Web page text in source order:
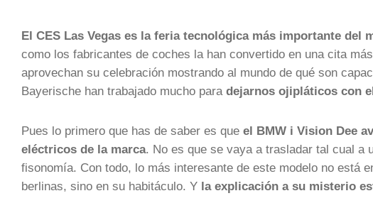
El CES Las Vegas es la feria tecnológica más importante del
como los fabricantes de coches la han convertido en una cita
aprovechan su celebración mostrando al mundo de qué son
Bayerische han trabajado mucho para dejarnos ojipláticos con
Pues lo primero que has de saber es que el BMW i Vision Dee
eléctricos de la marca. No es que se vaya a trasladar tal cual a
fisonomía. Con todo, lo más interesante de este modelo no está
berlinas, sino en su habitáculo. Y la explicación a su misterio